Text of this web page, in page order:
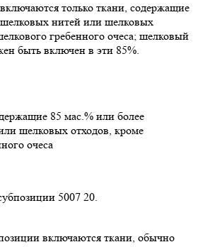
только ткани, содержащие
нитей или шелковых
гребенного очеса; шелковый
быть включен в эти 85%.
85 мас.% или более
шелковых отходов, кроме
очеса
5007 20.
включаются ткани, обычно